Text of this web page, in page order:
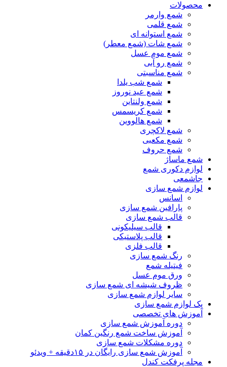
محصولات
شمع وارمر
شمع قلمی
شمع استوانه ای
شمع شات (شمع معطر)
شمع موم عسل
شمع رو آبی
شمع مناسبتی
شمع شب یلدا
شمع عید نوروز
شمع ولنتاین
شمع کریسمس
شمع هالووین
شمع لاکچری
شمع مکعبی
شمع حروف
شمع ماساژ
لوازم دکوری شمع
جاشمعی
لوازم شمع سازی
اسانس
پارافین شمع سازی
قالب شمع سازی
قالب سیلیکونی
قالب پلاستیکی
قالب فلزی
رنگ شمع سازی
فیتیله شمع
ورق موم عسل
ظروف شیشه ای شمع سازی
سایر لوازم شمع سازی
پک لوازم شمع سازی
آموزش های تخصصی
دوره آموزش شمع سازی
آموزش ساخت شمع رنگین کمان
دوره مشکلات شمع سازی
آموزش شمع سازی رایگان در ۱۵دقیقه + ویدئو
مجله پرفکت کندل